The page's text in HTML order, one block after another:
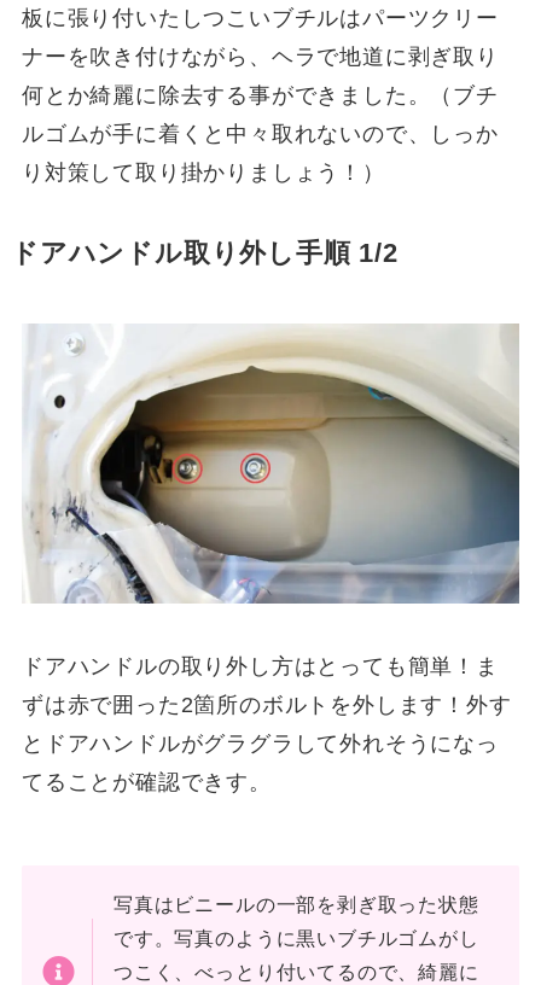
板に張り付いたしつこいブチルはパーツクリー
ナーを吹き付けながら、ヘラで地道に剥ぎ取り
何とか綺麗に除去する事ができました。（ブチ
ルゴムが手に着くと中々取れないので、しっか
り対策して取り掛かりましょう！）
ドアハンドル取り外し手順1/2
ドアハンドルの取り外し方はとっても簡単！ま
ずは赤で囲った2箇所のボルトを外します！外す
とドアハンドルがグラグラして外れそうになっ
てることが確認できす。
写真はビニールの一部を剥ぎ取った状態
です。写真のように黒いブチルゴムがし
つこく、べっとり付いてるので、綺麗に